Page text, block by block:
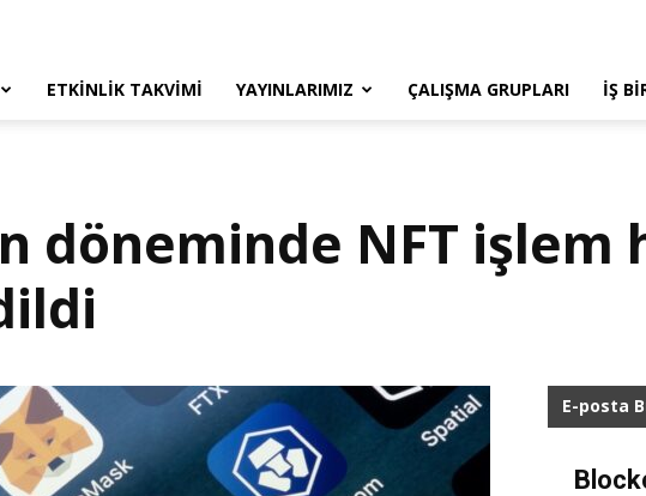
ETKINLIK TAKVIMI YAYINLARIMIZ ÇALIŞMA GRUPLARI İŞ
döneminde NFT işlem
E-posta